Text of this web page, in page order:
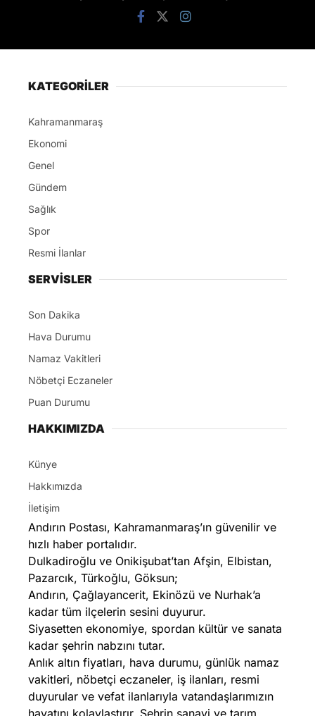
KATEGORİLER
Kahramanmaraş
Ekonomi
Genel
Gündem
Sağlık
Spor
Resmi İlanlar
SERVİSLER
Son Dakika
Hava Durumu
Namaz Vakitleri
Nöbetçi Eczaneler
Puan Durumu
HAKKIMIZDA
Künye
Hakkımızda
İletişim
Andırın Postası, Kahramanmaraş’ın güvenilir ve
hızlı haber portalıdır.
Dulkadiroğlu ve Onikişubat’tan Afşin, Elbistan,
Pazarcık, Türkoğlu, Göksun;
Andırın, Çağlayancerit, Ekinözü ve Nurhak’a
kadar tüm ilçelerin sesini duyurur.
Siyasetten ekonomiye, spordan kültür ve sanata
kadar şehrin nabzını tutar.
Anlık altın fiyatları, hava durumu, günlük namaz
vakitleri, nöbetçi eczaneler, iş ilanları, resmi
duyurular ve vefat ilanlarıyla vatandaşlarımızın